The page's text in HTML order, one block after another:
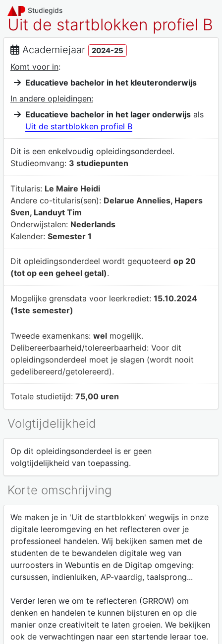
Studiegids
Uit de startblokken profiel B
Academiejaar 2024-25
Komt voor in:
Educatieve bachelor in het kleuteronderwijs
In andere opleidingen:
Educatieve bachelor in het lager onderwijsals
Uit de startblokken profiel B
Dit is een enkelvoudig opleidingsonderdeel.
Studieomvang: 3 studiepunten
Titularis: Le Maire Heidi
Andere co-titularis(sen): Delarue Annelies, Hapers
Sven, Landuyt Tim
Onderwijstalen: Nederlands
Kalender: Semester 1
Dit opleidingsonderdeel wordt gequoteerd op 20
(tot op een geheel getal).
Mogelijke grensdata voor leerkrediet: 15.10.2024
(1ste semester)
Tweede examenkans: welmogelijk.
Delibereerbaarheid/tolereerbaarheid: Voor dit
opleidingsonderdeel moet je slagen (wordt nooit
gedelibereerd/getolereerd).
Totale studietijd: 75,00 uren
Volgtijdelijkheid
Op dit opleidingsonderdeel is er geen
volgtijdelijkheid van toepassing.
Korte omschrijving
We maken je in 'Uit de startblokken' wegwijs in onze
digitale leeromgeving en het reflecteren over je
professioneel handelen. Wij bekijken samen met de
studenten de te bewandelen digitale weg van
uurroosters in Webuntis en de Digitap omgeving:
cursussen, indienluiken, AP-vaardig, taalsprong...
Verder leren we om te reflecteren (GRROW) om
denken en handelen te kunnen bijsturen en op die
manier onze creativiteit te laten groeien. We bekijken
ook de verwachtingen naar een startende leraar toe.